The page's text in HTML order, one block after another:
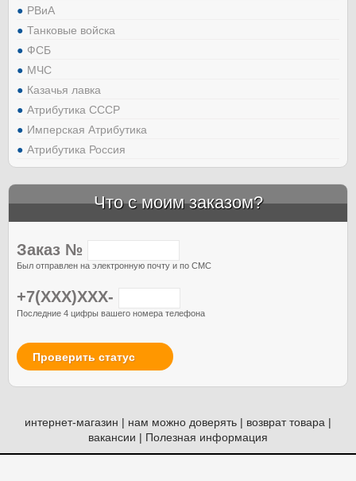
РВиА
Танковые войска
ФСБ
МЧС
Казачья лавка
Атрибутика СССР
Имперская Атрибутика
Атрибутика Россия
Что с моим заказом?
Заказ №
Был отправлен на электронную почту и по СМС
+7(XXX)XXX-
Последние 4 цифры вашего номера телефона
Проверить статус
интернет-магазин | нам можно доверять | возврат товара |
вакансии | Полезная информация